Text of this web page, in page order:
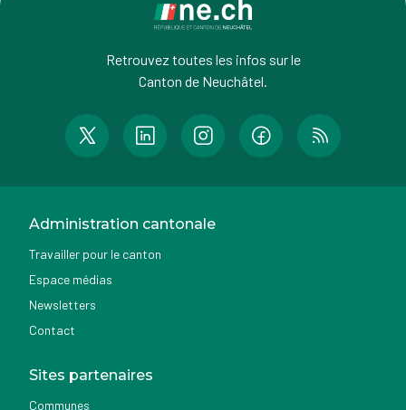
Retrouvez toutes les infos sur le
Canton de Neuchâtel.
Administration cantonale
Travailler pour le canton
Espace médias
Newsletters
Contact
Sites partenaires
Communes